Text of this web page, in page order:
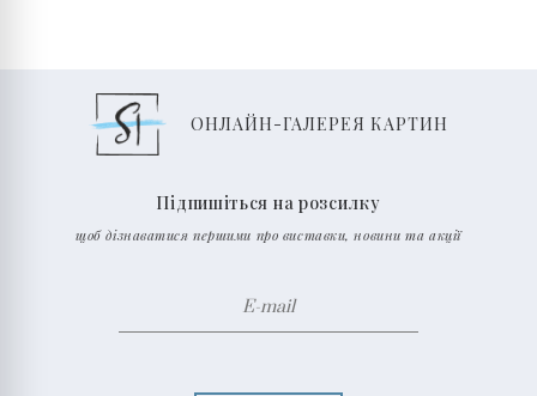
ОНЛАЙН-ГАЛЕРЕЯ КАРТИН
Підпишіться на розсилку
щоб дізнаватися першими про виставки, новини та акції